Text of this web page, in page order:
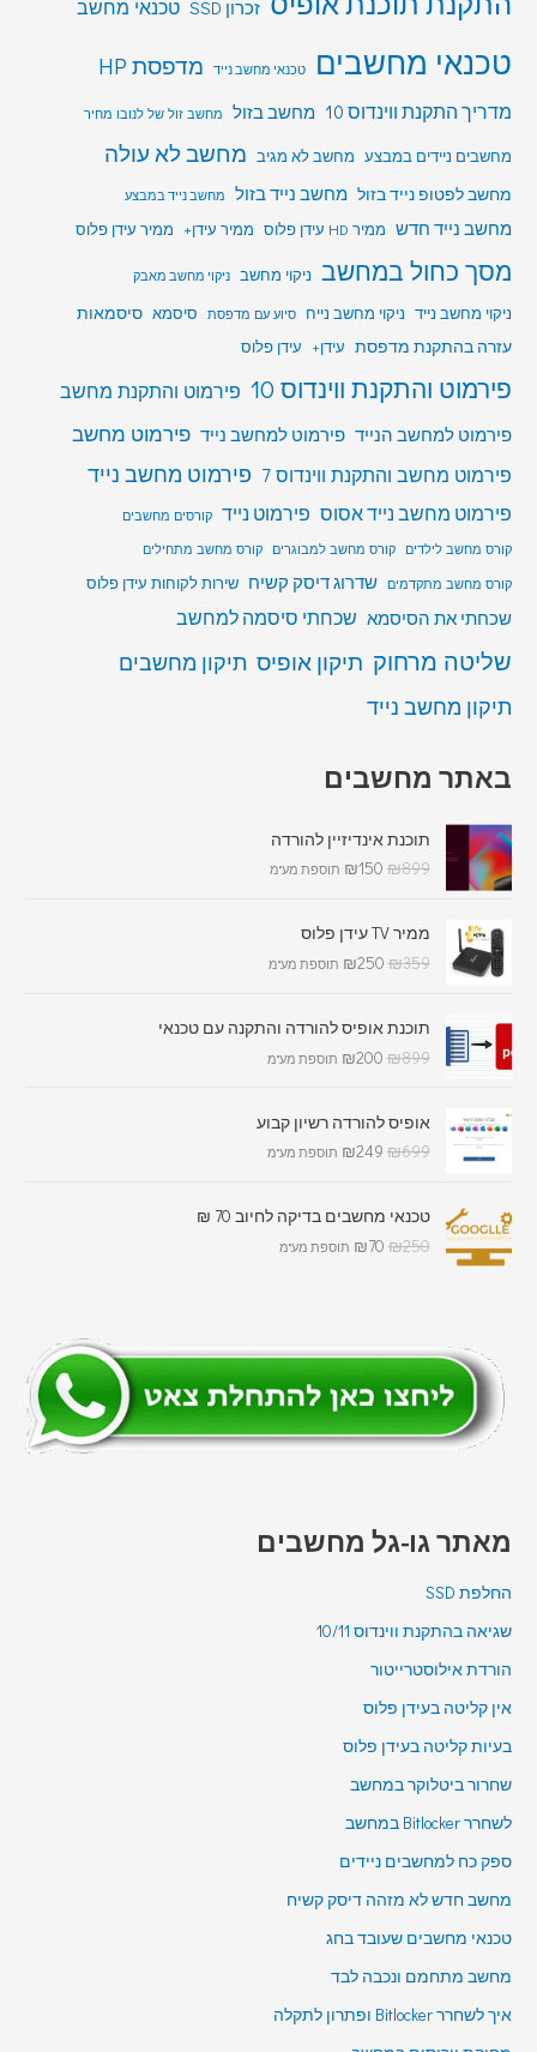
זכרון SSD טכנאי מחשב
טכנאי מחשבים טכנאי מחשב נייד מדפסת HP
מדריך התקנת ווינדוס 10 מחשב בזול מחשב זול של לנובו מחיר
מחשבים ניידים במבצע מחשב לא מגיב מחשב לא עולה
מחשב לפטופ נייד בזול מחשב נייד בזול מחשב נייד במבצע
מחשב נייד חדש ממיר HD עידן פלוס ממיר עידן+ ממיר עידן פלוס
מסך כחול במחשב ניקוי מחשב ניקוי מחשב מאבק
ניקוי מחשב נייד ניקוי מחשב נייח סיוע עם מדפסת סיסמא סיסמאות
עזרה בהתקנת מדפסת עידן+ עידן פלוס
פירמוט והתקנת ווינדוס 10 פירמוט והתקנת מחשב
פירמוט למחשב הנייד פירמוט למחשב נייד פירמוט מחשב
פירמוט מחשב והתקנת ווינדוס 7
פירמוט מחשב נייד
פירמוט מחשב נייד אסוס פירמוט נייד קורסים מחשבים
קורס מחשב לילדים
קורס מחשב למבוגרים
קורס מחשב מתחילים
קורס מחשב מתקדמים
שדרוג דיסק קשיח שירות לקוחות עידן פלוס
שכחתי את הסיסמא שכחתי סיסמה למחשב
שליטה מרחוק תיקון אופיס תיקון מחשבים
תיקון מחשב נייד
באתר מחשבים
תוכנת אינדיזיין להורדה
₪899
₪150 תוספת מע"מ
ממיר TV עידן פלוס
₪359
₪250 תוספת מע"מ
תוכנת אופיס להורדה והתקנה עם טכנאי
₪899
₪200 תוספת מע"מ
אופיס להורדה רשיון קבוע
₪699
₪249 תוספת מע"מ
טכנאי מחשבים בדיקה לחיוב 70 ₪
₪250
₪70 תוספת מע"מ
מאתר גו-גל מחשבים
החלפת SSD
שגיאה בהתקנת ווינדוס 10/11
הורדת אילוסטרייטור
אין קליטה בעידן פלוס
בעיות קליטה בעידן פלוס
שחרור ביטלוקר במחשב
לשחרר Bitlocker במחשב
ספק כח למחשבים ניידים
מחשב חדש לא מזהה דיסק קשיח
טכנאי מחשבים שעובד בחג
מחשב מתחמם ונכבה לבד
איך לשחרר Bitlocker ופתרון לתקלה